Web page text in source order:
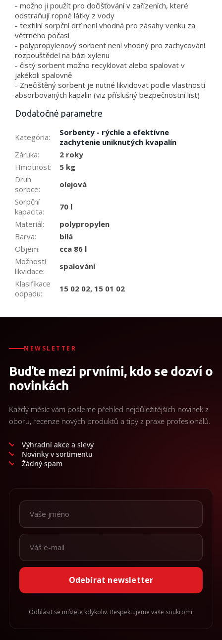
- možno ji použít pro dočišťování v zařízeních, které
odstraňují ropné látky z vody
- textilní sorpční drť není vhodná pro zásahy venku za
větrného počasí
- polypropylenový sorbent není vhodný pro zachycování
rozpouštědel na bázi xylenu
- čistý sorbent možno recyklovat alebo spalovat v
jakékoli spalovně
- Znečištěný sorbent je nutné likvidovat podle vlastností
absorbovaných kapalin (viz příslušný bezpečnostní list)
Dodatočné parametre
Kategória:
Sorbenty - rýchle a efektívne
zachytenie uniknutých kvapalín
Záruka:
2 roky
Hmotnost:
5 kg
Druh
sorpce:
olejová
Sorpční
kapacita:
70 l
Materiál:
polypropylen
Barva:
bílá
Objem:
cca 86 l
Možnosti
likvidace:
spalování
Klasifikace
odpadu: 15 02 02, 15 01 02
NEWSLETTER
Buďte mezi prvními, kdo se dozví o
novinkách
Každý měsíc vám pošleme přehled nejdůležitějších novinek z
oboru, recenze nových produktů a tipy z praxe profesionálů.
Výhradní akce a slevy
Novinky v sortimentu
Žádný spam
Odebírat newsletter
Odhlásit se můžete kdykoliv. Respektujeme vaše soukromí.